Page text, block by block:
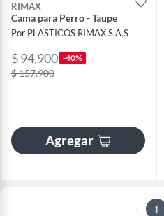
RIMAX
Cama para Perro - Taupe
Por PLASTICOS RIMAX S.A.S
$ 94.900 -40%
$ 157.900
Agregar
1